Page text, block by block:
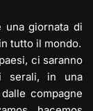
una giornata di
tutto il mondo.
ci saranno
serali, in una
compagne